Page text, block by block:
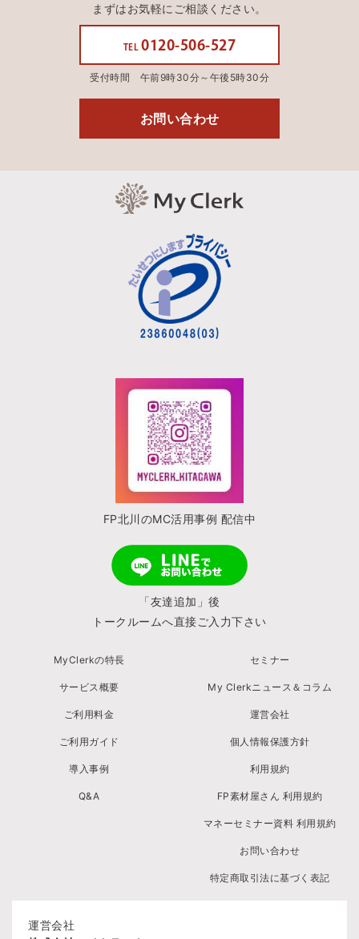
まずはお気軽にご相談ください。
TEL 0120-506-527
受付時間 午前9時30分～午後5時30分
お問い合わせ
FP北川のMC活用事例 配信中
「友達追加」後
トークルームへ直接ご入力下さい
MyClerkの特長
サービス概要
ご利用料金
ご利用ガイド
導入事例
Q&A
セミナー
My Clerkニュース＆コラム
運営会社
個人情報保護方針
利用規約
FP素材屋さん 利用規約
マネーセミナー資料 利用規約
お問い合わせ
特定商取引法に基づく表記
運営会社